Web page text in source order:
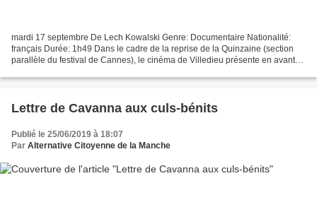
mardi 17 septembre De Lech Kowalski Genre: Documentaire Nationalité:
français Durée: 1h49 Dans le cadre de la reprise de la Quinzaine (section
parallèle du festival de Cannes), le cinéma de Villedieu présente en avant
Lettre de Cavanna aux culs-bénits
Publié le 25/06/2019 à 18:07
Par Alternative Citoyenne de la Manche